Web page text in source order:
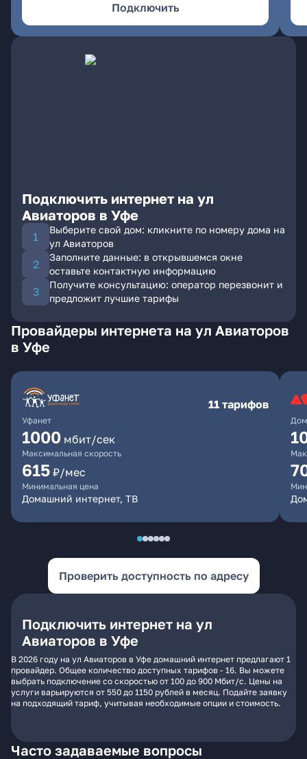
Подключить
Подключить интернет на ул
Авиаторов в Уфе
Выберите свой дом: кликните по номеру дома на
ул Авиаторов
Заполните данные: в открывшемся окне
оставьте контактную информацию
Получите консультацию: оператор перезвонит и
предложит лучшие тарифы
Провайдеры интернета на ул Авиаторов
в Уфе
Уфанет
11 тарифов
1000 мбит/сек
Максимальная скорость
615 ₽/мес
Минимальная цена
Домашний интернет, ТВ
Проверить доступность по адресу
Подключить интернет на ул
Авиаторов в Уфе
В 2026 году на ул Авиаторов в Уфе домашний интернет предлагают 1
провайдер. Общее количество доступных тарифов - 16. Вы можете
выбрать подключение со скоростью от 100 до 900 Мбит/с. Цены на
услуги варьируются от 550 до 1150 рублей в месяц. Подайте заявку
на подходящий тариф, учитывая необходимые опции и стоимость.
Часто задаваемые вопросы